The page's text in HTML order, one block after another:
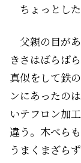
ちょっとした
父親の目が
きさはばらば
真似をして鉄
ンにあったの
いテフロン加
違う。木べら
うまくまざら